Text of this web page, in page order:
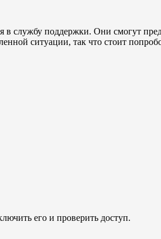
в службу поддержки. Они смогут
ситуации, так что стоит
его и проверить доступ.